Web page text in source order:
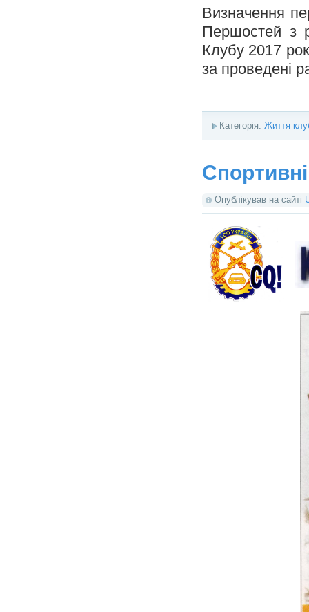
Визначення
Першостей з
Клубу 2017
за проведені
Категорія: Життя
Опублікував на сайті